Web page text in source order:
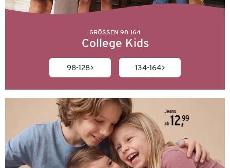
GRÖSSEN 98-164
College Kids
98-128 134-164